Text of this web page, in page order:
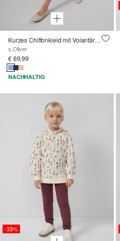
Kurzes Chiffonkleid mit Volantärmeln und Bindegürtel
s.Oliver
€ 69,99
NACHHALTIG
-33%